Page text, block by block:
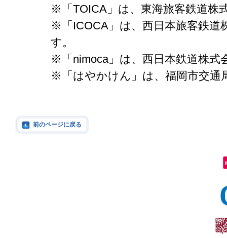
※「TOICA」は、東海旅客鉄道株
※「ICOCA」は、西日本旅客鉄道
す。
※「nimoca」は、西日本鉄道株式
※「はやかけん」は、福岡市交通
前のページに戻る